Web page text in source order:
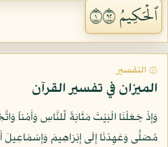
ٱلۡحَكِيمُ ١٢٩
۞ التفسير
الميزان في تفسير القرآن
وَإِذْ جَعَلْنَا الْبَيْتَ مَثَابَةً لِّلنَّاسِ وَأَمْناً
مُصَلًّى وَعَهِدْنَا إِلَى إِبْرَاهِيمَ وَإِسْمَاعِيلَ